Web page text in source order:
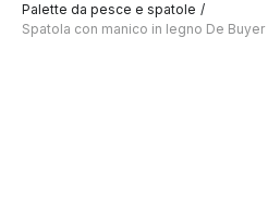
Palette da pesce e spatole /
Spatola con manico in legno De Buyer